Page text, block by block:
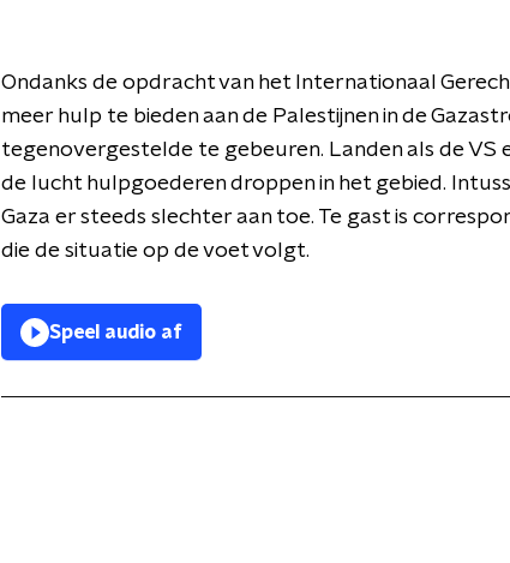
Ondanks de opdracht van het Internationaal
meer hulp te bieden aan de Palestijnen in de
tegenovergestelde te gebeuren. Landen als de VS
de lucht hulpgoederen droppen in het gebied.
Gaza er steeds slechter aan toe. Te gast is
die de situatie op de voet volgt.
Speel audio af